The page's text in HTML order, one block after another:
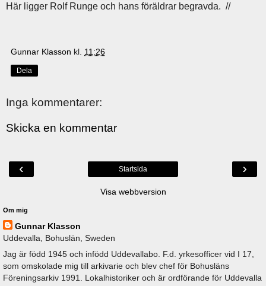
Här ligger Rolf Runge och hans föräldrar begravda. //
Gunnar Klasson kl. 11:26
Dela
Inga kommentarer:
Skicka en kommentar
‹ ›
Startsida
Visa webbversion
Om mig
Gunnar Klasson
Uddevalla, Bohuslän, Sweden
Jag är född 1945 och infödd Uddevallabo. F.d. yrkesofficer vid I 17,
som omskolade mig till arkivarie och blev chef för Bohusläns
Föreningsarkiv 1991. Lokalhistoriker och är ordförande för Uddevalla